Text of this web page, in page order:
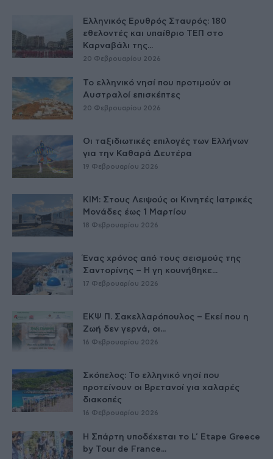
Ελληνικός Ερυθρός Σταυρός: 180
εθελοντές και υπαίθριο ΤΕΠ στο
Καρναβάλι της...
20 Φεβρουαρίου 2026
Το ελληνικό νησί που προτιμούν οι
Αυστραλοί επισκέπτες
20 Φεβρουαρίου 2026
Οι ταξιδιωτικές επιλογές των Ελλήνων
για την Καθαρά Δευτέρα
19 Φεβρουαρίου 2026
ΚΙΜ: Στους Λειψούς οι Κινητές Ιατρικές
Μονάδες έως 1 Μαρτίου
18 Φεβρουαρίου 2026
Ένας χρόνος από τους σεισμούς της
Σαντορίνης – Η γη κουνήθηκε...
17 Φεβρουαρίου 2026
ΕΚΨ Π. Σακελλαρόπουλος – Εκεί που η
Ζωή δεν γερνά, οι...
16 Φεβρουαρίου 2026
Σκόπελος: Το ελληνικό νησί που
προτείνουν οι Βρετανοί για χαλαρές
διακοπές
16 Φεβρουαρίου 2026
Η Σπάρτη υποδέχεται το L’ Etape Greece
by Tour de France...